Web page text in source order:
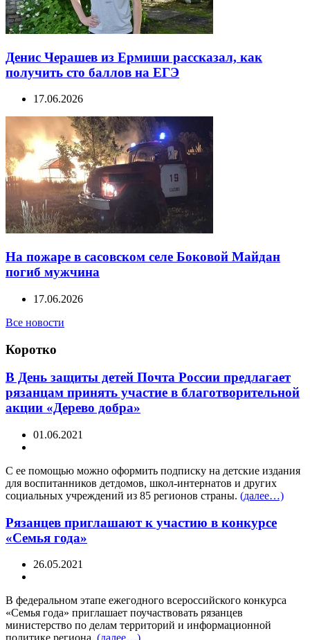
Денис Черашев из Ермиши рассказал, как
получить сто баллов на ЕГЭ
17.06.2026
На пожаре в сасовском селе Боковой Майдан
погиб мужчина
17.06.2026
Все новости
Коротко
В День защиты детей Почта России предлагает
рязанцам принять участие в благотворительной
акции «Дерево добра»
01.06.2021
С ее помощью можно оформить подписку на детские издания
для воспитанников детдомов, школ-интернатов и других
социальных учреждений из 85 регионов страны. (далее…)
Рязанцев приглашают к участию в конкурсе
«Семья года»
26.05.2021
В федеральном этапе ежегодного всероссийского конкурса
«Семья года» приглашает поучаствовать рязанцев
министерство по делам территорий и информационной